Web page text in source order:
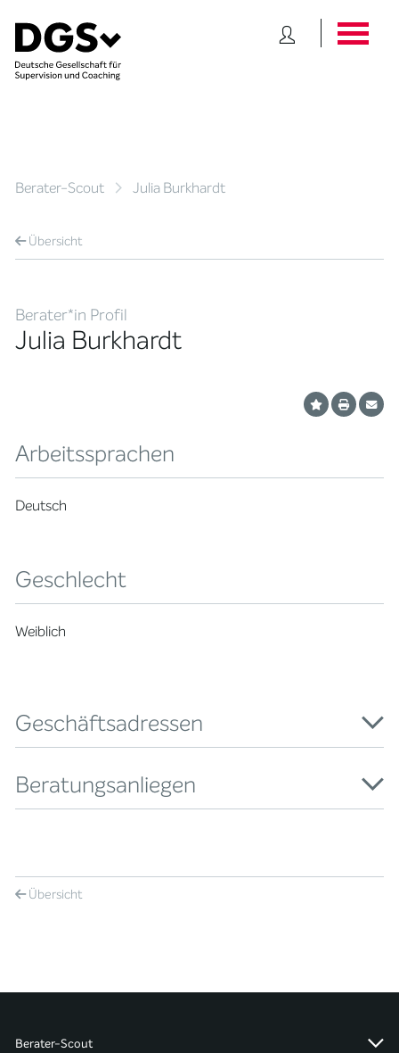
Berater-Scout Julia Burkhardt
Übersicht
Berater*in Profil
Julia Burkhardt
Arbeitssprachen
Deutsch
Geschlecht
Weiblich
Geschäftsadressen
Beratungsanliegen
Übersicht
Berater-Scout